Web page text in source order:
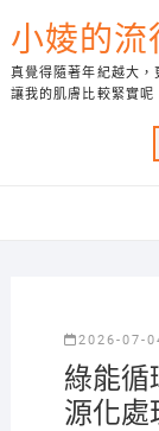
to
content
小婈的流
真覺得隨著年紀越大
讓我的肌膚比較緊實呢
2026-07-
綠能循
源化處